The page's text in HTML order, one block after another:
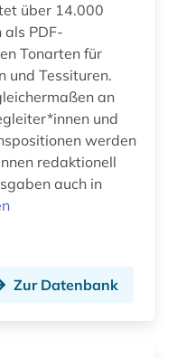
über 14.000
als PDF-
Tonarten für
und Tessituren.
an
und
werden
redaktionell
auch in
Zur Datenbank